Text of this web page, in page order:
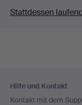
Stattdessen
Navigation
Hilfe und Kontakt
Kontakt mit dem